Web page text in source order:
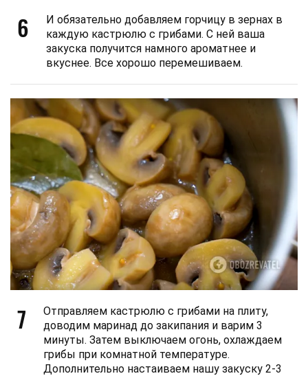
6
И обязательно добавляем горчицу в зернах в
каждую кастрюлю с грибами. С ней ваша
закуска получится намного ароматнее и
вкуснее. Все хорошо перемешиваем.
7
Отправляем кастрюлю с грибами на плиту,
доводим маринад до закипания и варим 3
минуты. Затем выключаем огонь, охлаждаем
грибы при комнатной температуре.
Дополнительно настаиваем нашу закуску 2-3